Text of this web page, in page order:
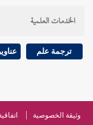
الخدمات العلمية
ترجمة علم
وثيقة الخصوصية